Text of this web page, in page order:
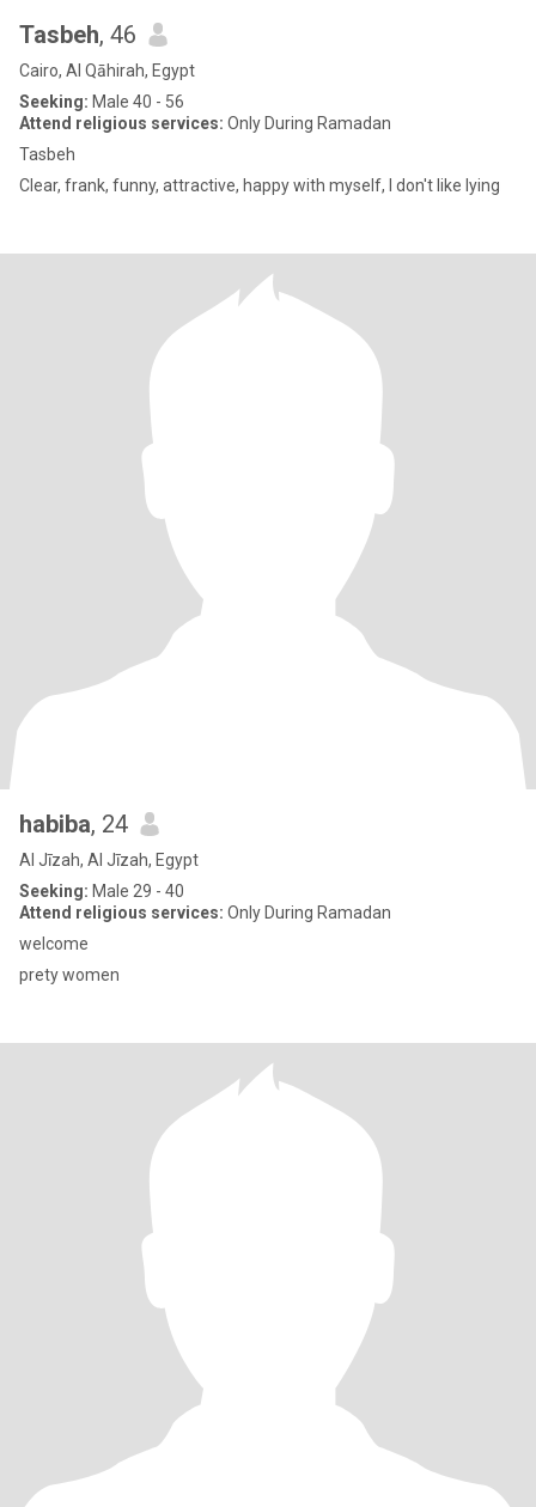
Tasbeh, 46
Cairo, Al Qāhirah, Egypt
Seeking: Male 40 - 56
Attend religious services: Only During Ramadan
Tasbeh
Clear, frank, funny, attractive, happy with myself, I don't like lying
habiba, 24
Al Jīzah, Al Jīzah, Egypt
Seeking: Male 29 - 40
Attend religious services: Only During Ramadan
welcome
prety women